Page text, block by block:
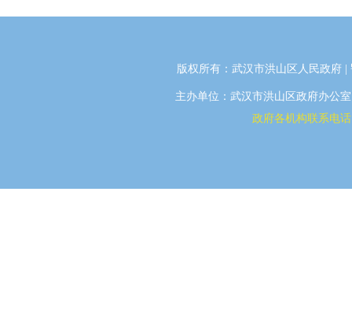
版权所有：武汉市洪山区人民政府 |
主办单位：武汉市洪山区政府办公
政府各机构联系电话